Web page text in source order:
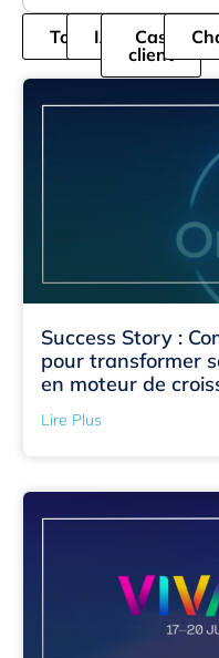
Tous IA
Cas
client
Success Story :
pour transformer
en moteur de
Lire Plus